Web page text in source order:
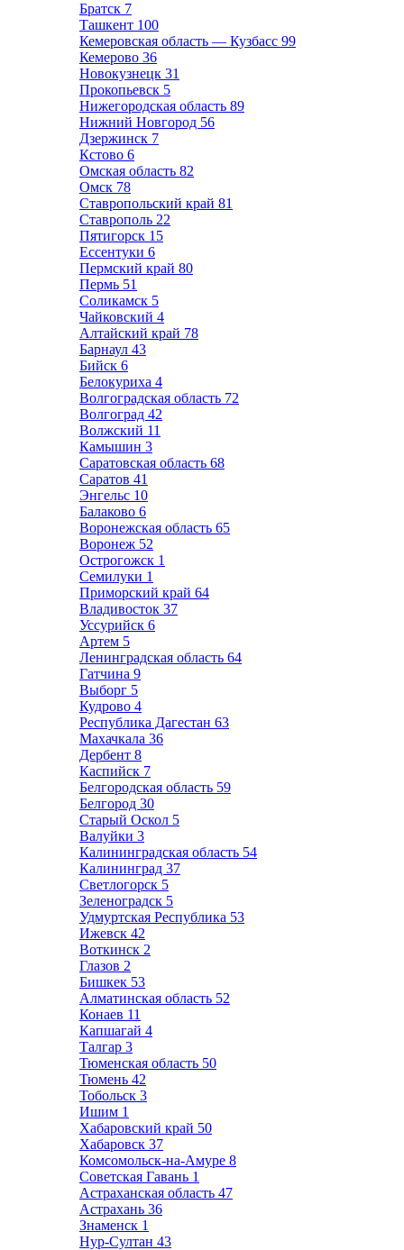
Братск 7
Ташкент 100
Кемеровская область — Кузбасс 99
Кемерово 36
Новокузнецк 31
Прокопьевск 5
Нижегородская область 89
Нижний Новгород 56
Дзержинск 7
Кстово 6
Омская область 82
Омск 78
Ставропольский край 81
Ставрополь 22
Пятигорск 15
Ессентуки 6
Пермский край 80
Пермь 51
Соликамск 5
Чайковский 4
Алтайский край 78
Барнаул 43
Бийск 6
Белокуриха 4
Волгоградская область 72
Волгоград 42
Волжский 11
Камышин 3
Саратовская область 68
Саратов 41
Энгельс 10
Балаково 6
Воронежская область 65
Воронеж 52
Острогожск 1
Семилуки 1
Приморский край 64
Владивосток 37
Уссурийск 6
Артем 5
Ленинградская область 64
Гатчина 9
Выборг 5
Кудрово 4
Республика Дагестан 63
Махачкала 36
Дербент 8
Каспийск 7
Белгородская область 59
Белгород 30
Старый Оскол 5
Валуйки 3
Калининградская область 54
Калининград 37
Светлогорск 5
Зеленоградск 5
Удмуртская Республика 53
Ижевск 42
Воткинск 2
Глазов 2
Бишкек 53
Алматинская область 52
Конаев 11
Капшагай 4
Талгар 3
Тюменская область 50
Тюмень 42
Тобольск 3
Ишим 1
Хабаровский край 50
Хабаровск 37
Комсомольск-на-Амуре 8
Советская Гавань 1
Астраханская область 47
Астрахань 36
Знаменск 1
Нур-Султан 43